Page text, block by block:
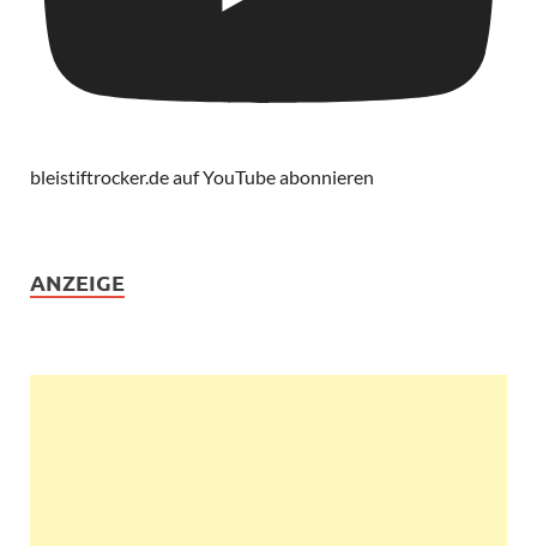
bleistiftrocker.de auf YouTube abonnieren
ANZEIGE